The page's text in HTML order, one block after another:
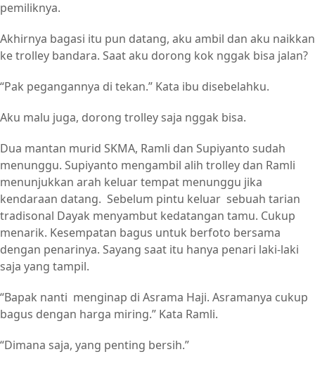
pemiliknya.
Akhirnya bagasi itu pun datang, aku ambil dan aku naikkan
ke trolley bandara. Saat aku dorong kok nggak bisa jalan?
“Pak pegangannya di tekan.” Kata ibu disebelahku.
Aku malu juga, dorong trolley saja nggak bisa.
Dua mantan murid SKMA, Ramli dan Supiyanto sudah
menunggu. Supiyanto mengambil alih trolley dan Ramli
menunjukkan arah keluar tempat menunggu jika
kendaraan datang. Sebelum pintu keluar sebuah tarian
tradisonal Dayak menyambut kedatangan tamu. Cukup
menarik. Kesempatan bagus untuk berfoto bersama
dengan penarinya. Sayang saat itu hanya penari laki-laki
saja yang tampil.
“Bapak nanti menginap di Asrama Haji. Asramanya cukup
bagus dengan harga miring.” Kata Ramli.
“Dimana saja, yang penting bersih.”